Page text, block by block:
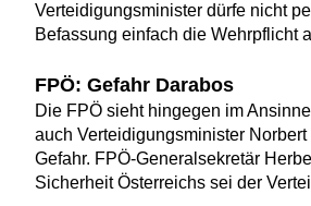
Verteidigungsminister dürfe nicht
Befassung einfach die Wehrpflicht
FPÖ: Gefahr Darabos
Die FPÖ sieht hingegen im
auch Verteidigungsminister
Gefahr. FPÖ-Generalsekretär
Sicherheit Österreichs sei der